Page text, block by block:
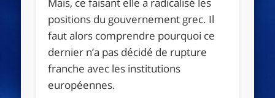
positions du gouvernement grec. Il
faut alors comprendre pourquoi ce
dernier n’a pas décidé de rupture
franche avec les institutions
européennes.